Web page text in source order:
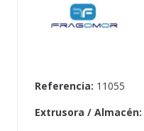
Referencia: 11055
Extrusora / Almacén: